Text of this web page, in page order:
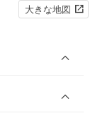
大きな地図